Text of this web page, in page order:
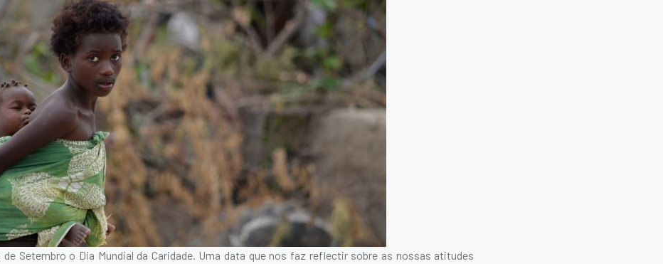
de Setembro o Dia Mundial da Caridade. Uma data que nos faz reflectir sobre as nossas atitudes